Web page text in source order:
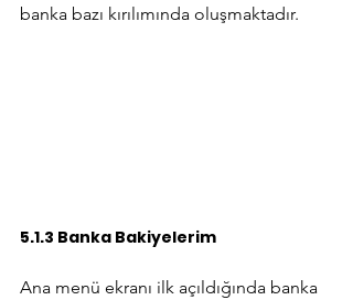
banka bazı kırılımında oluşmaktadır.
5.1.3 Banka Bakiyelerim
Ana menü ekranı ilk açıldığında banka